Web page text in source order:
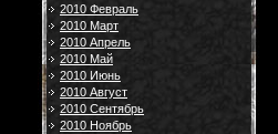
2010 Февраль
2010 Март
2010 Апрель
2010 Май
2010 Июнь
2010 Август
2010 Сентябрь
2010 Ноябрь